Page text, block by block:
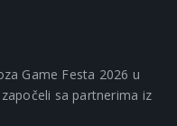
22, 2026
Game Festa 2026 u
sa partnerima iz